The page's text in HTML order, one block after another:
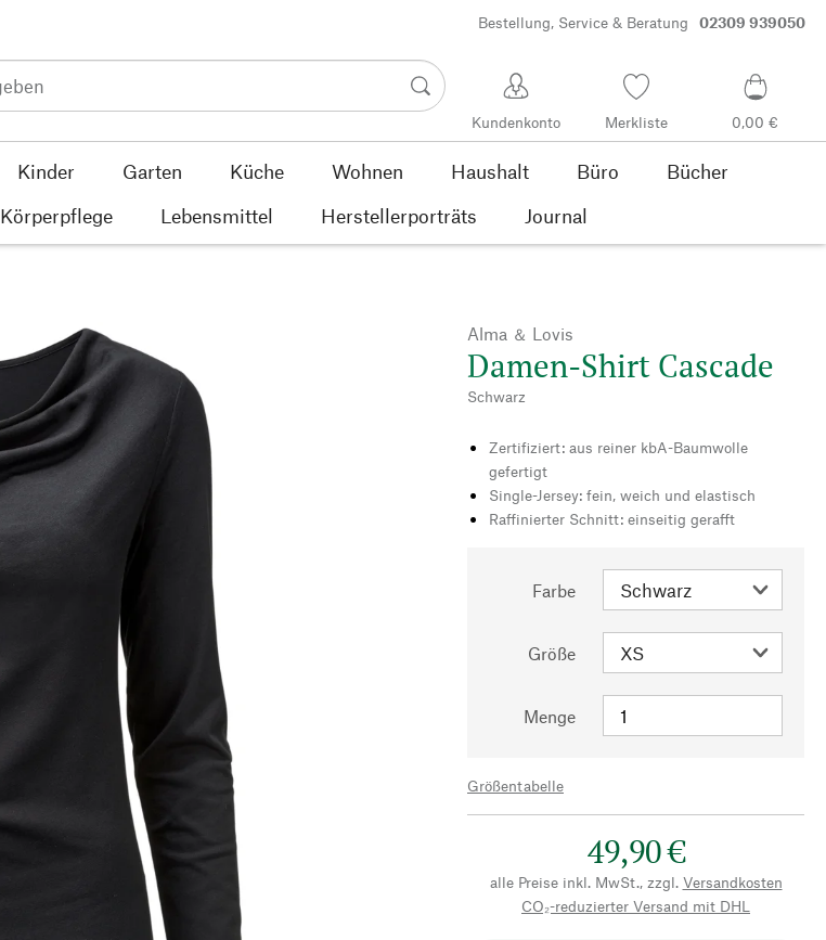
Bestellung, Service & Beratung 02309 939050
Kundenkonto Merkliste 0,00 €
Kinder Garten Küche Wohnen Haushalt Büro
Bücher
Körperpflege Lebensmittel Herstellerporträts Journal
Alma ＆ Lovis
Damen-Shirt Cascade
Schwarz
Zertifiziert: aus reiner kbA-Baumwolle
gefertigt
Single-Jersey: fein, weich und elastisch
Raffinierter Schnitt: einseitig gerafft
Farbe
Größe
Menge
Größentabelle
49,90 €
alle Preise inkl. MwSt., zzgl. Versandkosten
CO₂-reduzierter Versand mit DHL